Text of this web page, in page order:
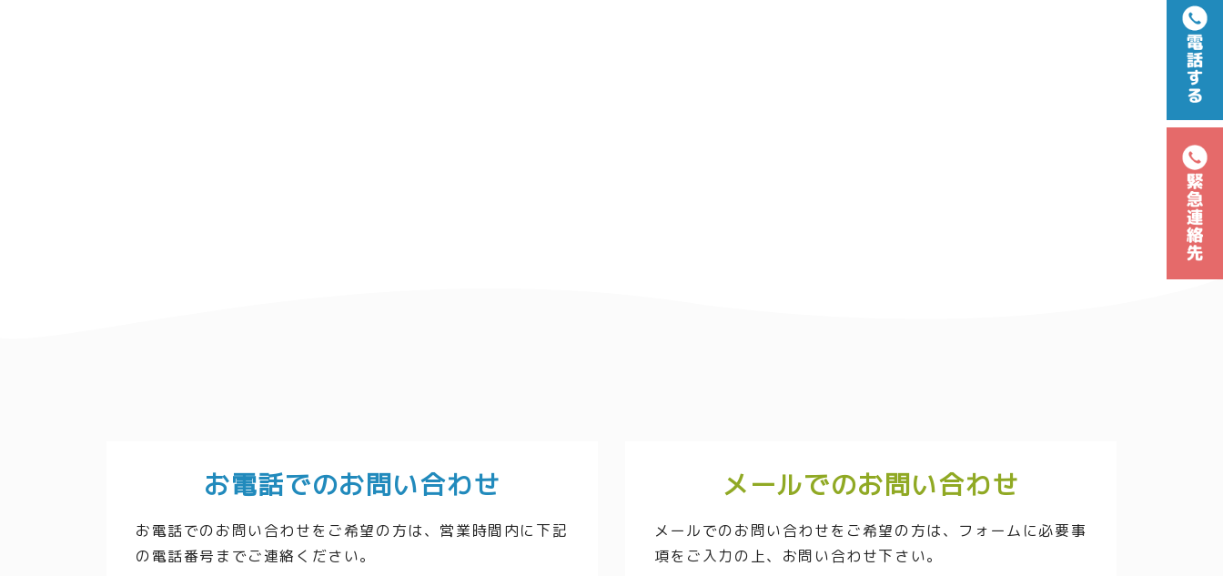
お電話でのお問い合わせ
お電話でのお問い合わせをご希望の方は、営業時間内に下記
の電話番号までご連絡ください。
メールでのお問い合わせ
メールでのお問い合わせをご希望の方は、フォームに必要事
項をご入力の上、お問い合わせ下さい。